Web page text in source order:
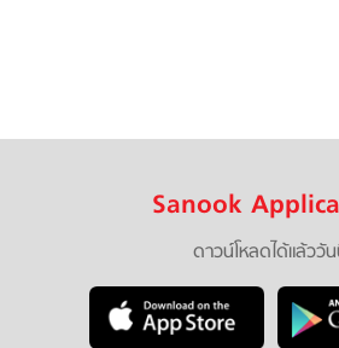
Sanook
ดาวน์โหลดได้แล้ววั